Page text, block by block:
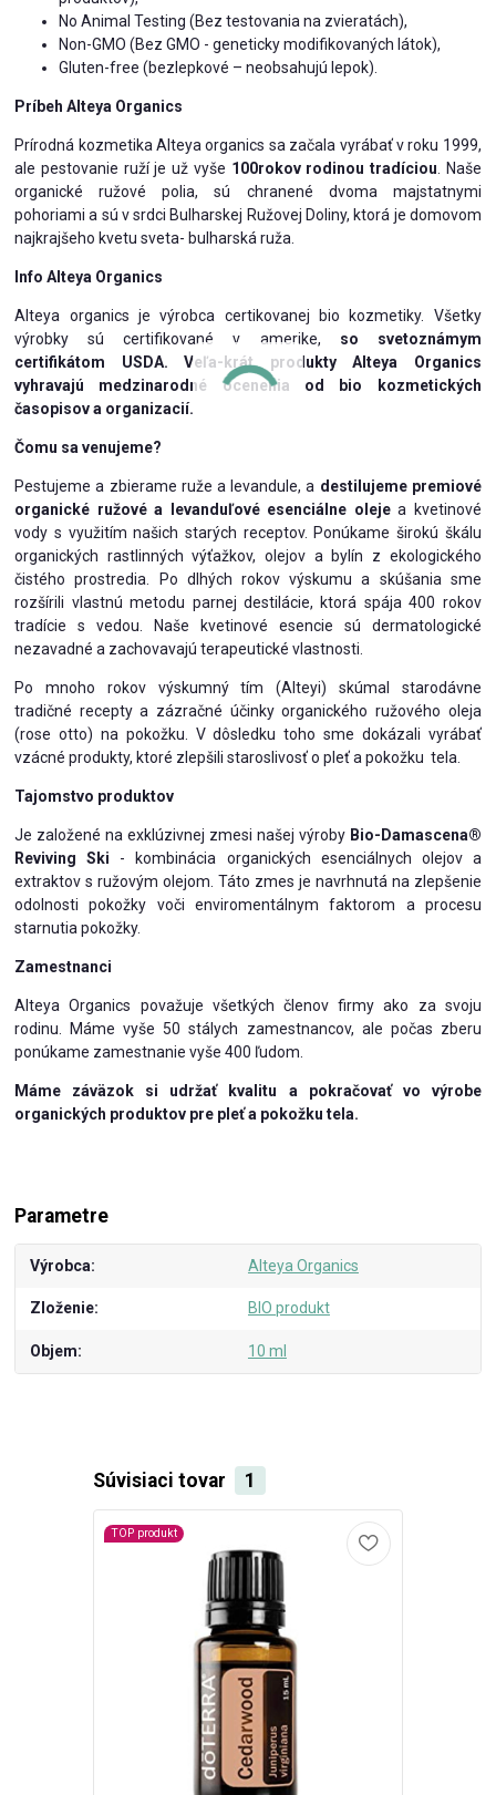
No Animal Testing (Bez testovania na zvieratách),
Non-GMO (Bez GMO - geneticky modifikovaných látok),
Gluten-free (bezlepkové – neobsahujú lepok).
Príbeh Alteya Organics
Prírodná kozmetika Alteya organics sa začala vyrábať v roku 1999,
ale pestovanie ruží je už vyše 100rokov rodinou tradíciou . Naše
organické ružové polia, sú chranené dvoma majstatnymi
pohoriami a sú v srdci Bulharskej Ružovej Doliny, ktorá je domovom
najkrajšeho kvetu sveta- bulharská ruža.
Info Alteya Organics
Alteya organics je výrobca certikovanej bio kozmetiky. Všetky
výrobky sú certifikované v amerike, so svetoznámym
certifikátom USDA. Veľa-krát produkty Alteya Organics
vyhravajú medzinarodné ocenenia od bio kozmetických
časopisov a organizacií.
Čomu sa venujeme?
Pestujeme a zbierame ruže a levandule, a destilujeme premiové
organické ružové a levanduľové esenciálne olejea kvetinové
vody s využitím našich starých receptov. Ponúkame širokú škálu
organických rastlinných výťažkov, olejov a bylín z ekologického
čistého prostredia. Po dlhých rokov výskumu a skúšania sme
rozšírili vlastnú metodu parnej destilácie, ktorá spája 400 rokov
tradície s vedou. Naše kvetinové esencie sú dermatologické
nezavadné a zachovavajú terapeutické vlastnosti.
Po mnoho rokov výskumný tím (Alteyi) skúmal starodávne
tradičné recepty a zázračné účinky organického ružového oleja
(rose otto) na pokožku. V dôsledku toho sme dokázali vyrábať
vzácné produkty, ktoré zlepšili staroslivosť o pleť a pokožku tela.
Tajomstvo produktov
Je založené na exklúzivnej zmesi našej výroby Bio-Damascena®
Reviving Ski - kombinácia organických esenciálnych olejov a
extraktov s ružovým olejom. Táto zmes je navrhnutá na zlepšenie
odolnosti pokožky voči enviromentálnym faktorom a procesu
starnutia pokožky.
Zamestnanci
Alteya Organics považuje všetkých členov firmy ako za svoju
rodinu. Máme vyše 50 stálych zamestnancov, ale počas zberu
ponúkame zamestnanie vyše 400 ľudom.
Máme záväzok si udržať kvalitu a pokračovať vo výrobe
organických produktov pre pleť a pokožku tela.
Parametre
Výrobca Alteya Organics
Zloženie BIO produkt
Objem 10 ml
Súvisiaci tovar 1
TOP produkt